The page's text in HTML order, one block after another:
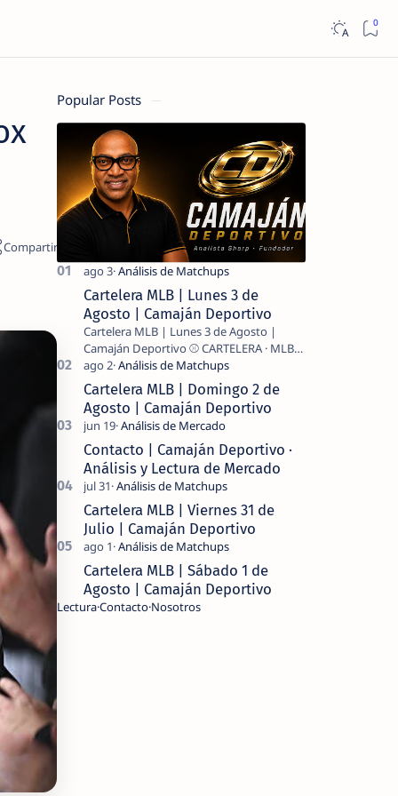
Popular Posts
Cartelera MLB | Lunes 3 de
Agosto | Camaján Deportivo
Cartelera MLB | Lunes 3 de Agosto |
Camaján Deportivo ⚾ CARTELERA · MLB
Cartelera MLB | Domingo 2 de
Agosto | Camaján Deportivo
Contacto | Camaján Deportivo ·
Análisis y Lectura de Mercado
Cartelera MLB | Viernes 31 de
Julio | Camaján Deportivo
Cartelera MLB | Sábado 1 de
Agosto | Camaján Deportivo
LecturaContactoNosotros